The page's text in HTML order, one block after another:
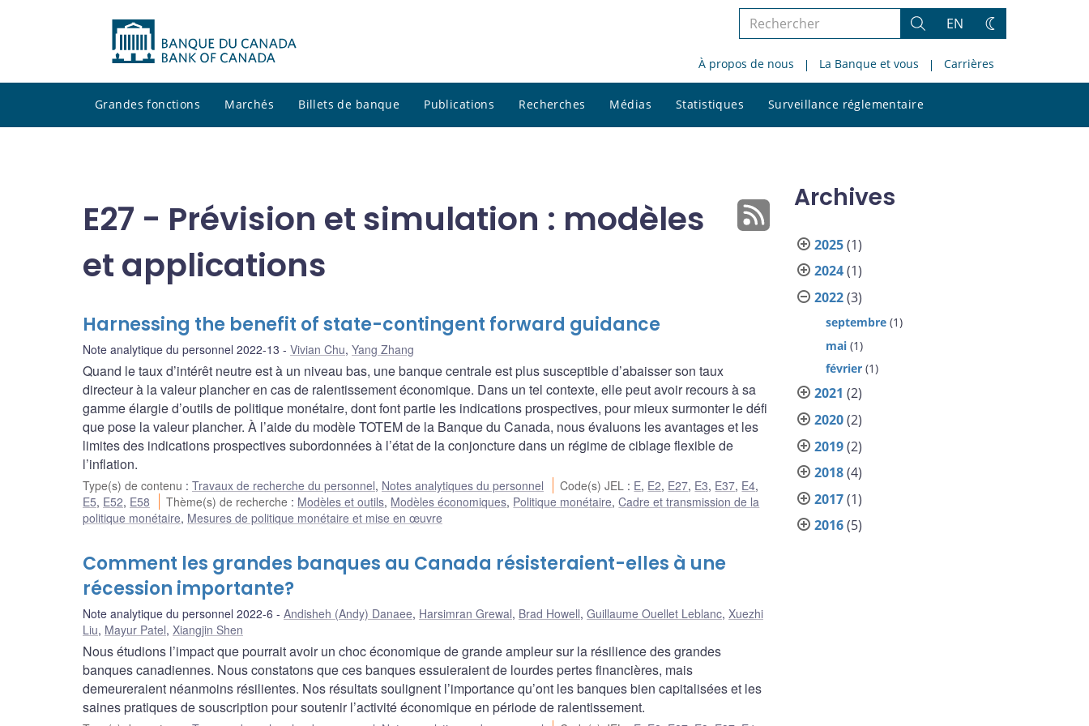
Rechercher
le
site
Rechercher
EN
Changez
thème
À propos de nous La Banque et vous Carrières
Grandes fonctions Marchés Billets de banque Publications Recherches Médias Statistiques Surveillance réglementaire
le
E27 - Prévision et simulation : modèles
et applications
Harnessing the benefit of state-contingent forward guidance
Note analytique du personnel 2022-13 Vivian Chu, Yang Zhang
Quand le taux d’intérêt neutre est à un niveau bas, une banque centrale est plus susceptible d’abaisser son taux
directeur à la valeur plancher en cas de ralentissement économique. Dans un tel contexte, elle peut avoir recours à sa
gamme élargie d’outils de politique monétaire, dont font partie les indications prospectives, pour mieux surmonter le défi
que pose la valeur plancher. À l’aide du modèle TOTEM de la Banque du Canada, nous évaluons les avantages et les
limites des indications prospectives subordonnées à l’état de la conjoncture dans un régime de ciblage flexible de
l’inflation.
Type(s) de contenu : Travaux de recherche du personnel, Notes analytiques du personnel Code(s) JEL : E, E2, E27, E3, E37, E4,
E5, E52, E58 Thème(s) de recherche : Modèles et outils, Modèles économiques, Politique monétaire,Cadre et transmission de la
politique monétaire, Mesures de politique monétaire et mise en œuvre
Comment les grandes banques au Canada résisteraient-elles à une
récession importante?
Note analytique du personnel 2022-6 Andisheh (Andy) Danaee, Harsimran Grewal, Brad Howell, Guillaume Ouellet Leblanc, Xuezhi
Liu, Mayur Patel, Xiangjin Shen
Nous étudions l’impact que pourrait avoir un choc économique de grande ampleur sur la résilience des grandes
banques canadiennes. Nous constatons que ces banques essuieraient de lourdes pertes financières, mais
demeureraient néanmoins résilientes. Nos résultats soulignent l’importance qu’ont les banques bien capitalisées et les
saines pratiques de souscription pour soutenir l’activité économique en période de ralentissement.
Archives
2025(1)
2024(1)
2022(3)
septembre (1)
mai (1)
février (1)
2021 (2)
2020(2)
2019(2)
2018(4)
2017(1)
2016(5)